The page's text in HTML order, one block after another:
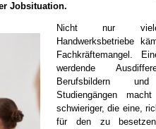
Jobsituation.
Nicht nur
Handwerksbetriebe
Fachkräftemangel.
werdende
Berufsbildern und
Studiengängen
schwieriger, die eine,
für den zu